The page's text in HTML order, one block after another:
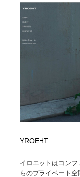
YROEHT
イロエットはコン
らのプライベート空